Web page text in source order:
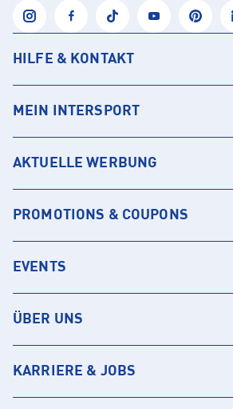
HILFE & KONTAKT
MEIN INTERSPORT
AKTUELLE WERBUNG
PROMOTIONS & COUPONS
EVENTS
ÜBER UNS
KARRIERE & JOBS